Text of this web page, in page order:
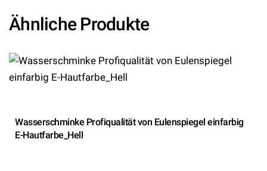
Ähnliche Produkte
Wasserschminke Profiqualität von Eulenspiegel einfarbig
E-Hautfarbe_Hell